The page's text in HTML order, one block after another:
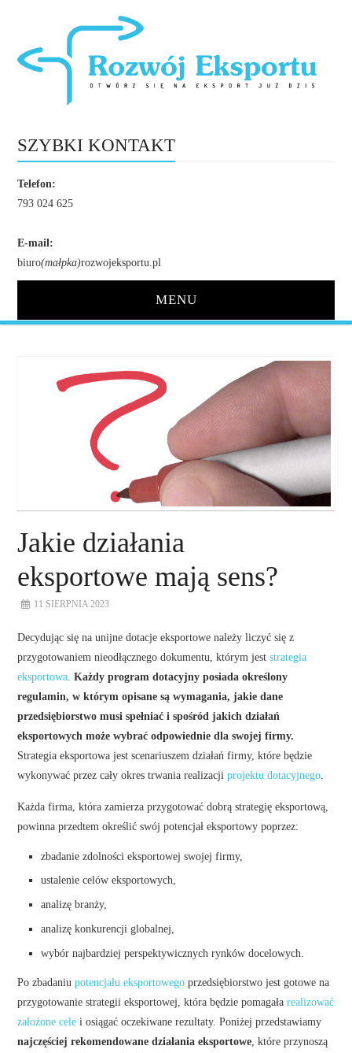
SZYBKI KONTAKT
Telefon:
793 024 625
E-mail:
biuro(małpka)rozwojeksportu.pl
MENU
O NAS
NASZE USŁUGI
KONTAKT
Jakie działania
eksportowe mają sens?
11 SIERPNIA 2023
Decydując się na unijne dotacje eksportowe należy liczyć się z
przygotowaniem nieodłącznego dokumentu, którym jeststrategia
eksportowa .Każdy program dotacyjny posiada określony
regulamin, w którym opisane są wymagania, jakie dane
przedsiębiorstwo musi spełniać i spośród jakich działań
eksportowych może wybrać odpowiednie dla swojej firmy.
Strategia eksportowa jest scenariuszem działań firmy, które będzie
wykonywać przez cały okres trwania realizacjiprojektu dotacyjnego
Każda firma, która zamierza przygotować dobrą strategię eksportową,
powinna przedtem określić swój potencjał eksportowy poprzez:
zbadanie zdolności eksportowej swojej firmy,
ustalenie celów eksportowych,
analizę branży,
analizę konkurencji globalnej,
wybór najbardziej perspektywicznych rynków docelowych.
Po zbadaniupotencjału eksportowego przedsiębiorstwo jest gotowe na
przygotowanie strategii eksportowej, która będzie pomagałarealizować
założone cele i osiągać oczekiwane rezultaty. Poniżej przedstawiamy
najczęściej rekomendowane działania eksportowe , które przynoszą